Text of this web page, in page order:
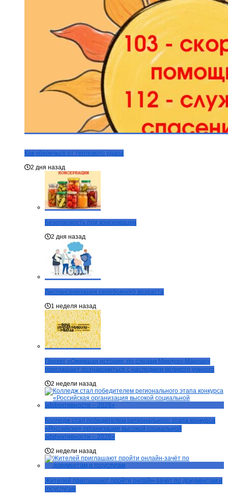
Как уберечься от теплового удара
2 дня назад
Безопасность при консервации
2 дня назад
Диспансеризация серебряного возраста
1 неделя назад
Проект «Ожившая история: по следам Миклухо-Маклая»
приглашает познакомиться с наследием великого ученого
2 недели назад
Колледж стал победителем регионального этапа конкурса
«Российская организация высокой социальной
эффективности – 2026»
2 недели назад
Жителей приглашают пройти онлайн-зачёт по документам и
госуслугам